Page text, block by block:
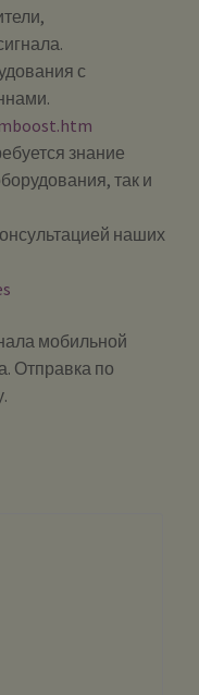
с
знание
так и
наших
мобильной
Отправка по